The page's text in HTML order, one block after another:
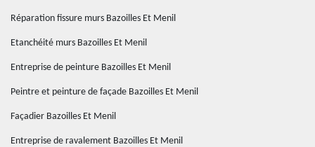
Réparation fissure murs Bazoilles Et Menil
Etanchéité murs Bazoilles Et Menil
Entreprise de peinture Bazoilles Et Menil
Peintre et peinture de façade Bazoilles Et Menil
Façadier Bazoilles Et Menil
Entreprise de ravalement Bazoilles Et Menil